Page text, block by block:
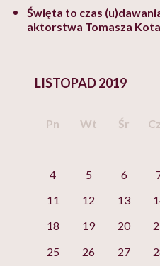
Święta to czas
aktorstwa Tomasza
LISTOPAD 2019
Pn Wt Śr
4
5 6
11
12 13
18
19 20
25
26 27